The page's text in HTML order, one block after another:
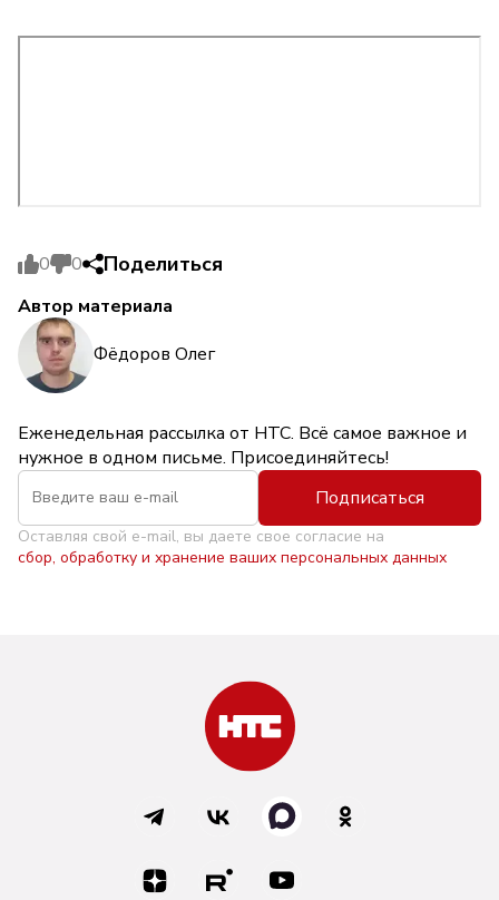
0 0 Поделиться
Автор материала
Фёдоров Олег
Еженедельная рассылка от НТС. Всё самое важное и
нужное в одном письме. Присоединяйтесь!
Подписаться
Оставляя свой e-mail, вы даете свое согласие на
сбор, обработку и хранение ваших персональных данных